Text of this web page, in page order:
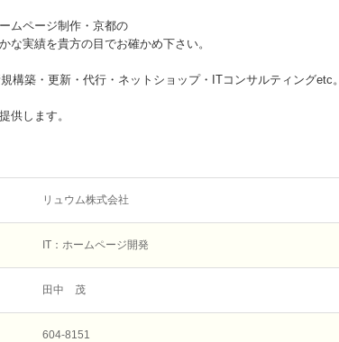
ムページ制作・京都の
な実績を貴方の目でお確かめ下さい。
構築・更新・代行・ネットショップ・ITコンサルティングetc。
供します。
リュウム株式会社
IT：ホームページ開発
田中 茂
604-8151